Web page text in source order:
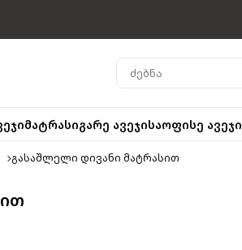
მატრასიგარე ავეჯისაოფისე ავეჯი
გასაშლელი დივანი მატრასით